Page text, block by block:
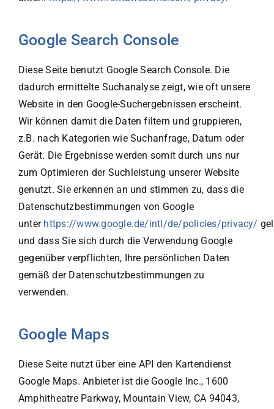
Google Search Console
Diese Seite benutzt Google Search Console. Die
dadurch ermittelte Suchanalyse zeigt, wie oft unsere
Website in den Google-Suchergebnissen erscheint.
Wir können damit die Daten filtern und gruppieren,
z.B. nach Kategorien wie Suchanfrage, Datum oder
Gerät. Die Ergebnisse werden somit durch uns nur
zum Optimieren der Suchleistung unserer Website
genutzt. Sie erkennen an und stimmen zu, dass die
Datenschutzbestimmungen von Google
unter https://www.google.de/intl/de/policies/privacy/
und dass Sie sich durch die Verwendung Google
gegenüber verpflichten, Ihre persönlichen Daten
gemäß der Datenschutzbestimmungen zu
verwenden.
Google Maps
Diese Seite nutzt über eine API den Kartendienst
Google Maps. Anbieter ist die Google Inc., 1600
Amphitheatre Parkway, Mountain View, CA 94043,